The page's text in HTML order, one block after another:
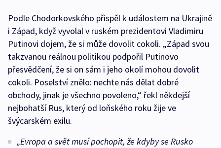
Podle Chodorkovského přispěl k událostem na Ukrajině
i Západ, když vyvolal v ruském prezidentovi Vladimiru
Putinovi dojem, že si může dovolit cokoli. „Západ svou
takzvanou reálnou politikou podpořil Putinovo
přesvědčení, že si on sám i jeho okolí mohou dovolit
cokoli. Poselství znělo: nechte nás dělat dobré
obchody, jinak je všechno povoleno,“ řekl někdejší
nejbohatší Rus, který od loňského roku žije ve
švýcarském exilu.
„Evropa a svět musí pochopit, že kdyby se Rusko